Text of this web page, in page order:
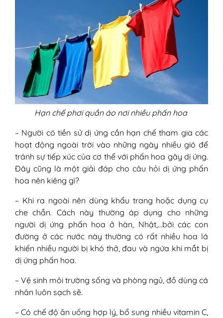
Hạn chế phơi quần áo nơi nhiều phấn hoa
– Người có tiền sử dị ứng cần hạn chế tham gia các
hoạt động ngoài trời vào những ngày nhiều gió để
tránh sự tiếp xúc của cơ thể với phấn hoa gây dị ứng.
Đây cũng là một giải đáp cho câu hỏi dị ứng phấn
hoa nên kiêng gì?
– Khi ra ngoài nên dùng khẩu trang hoặc dụng cụ
che chắn. Cách này thường áp dụng cho những
người dị ứng phấn hoa ở hàn, Nhật,…bởi các con
đường ở các nước này thường có rất nhiều hoa lá
khiến nhiều người bị khó thở, đau và ngứa khi mắt bị
dị ứng phấn hoa.
– Vệ sinh môi trường sống và phòng ngủ, đồ dùng cá
nhân luôn sạch sẽ.
– Có chế độ ăn uống hợp lý, bổ sung nhiều vitamin C,